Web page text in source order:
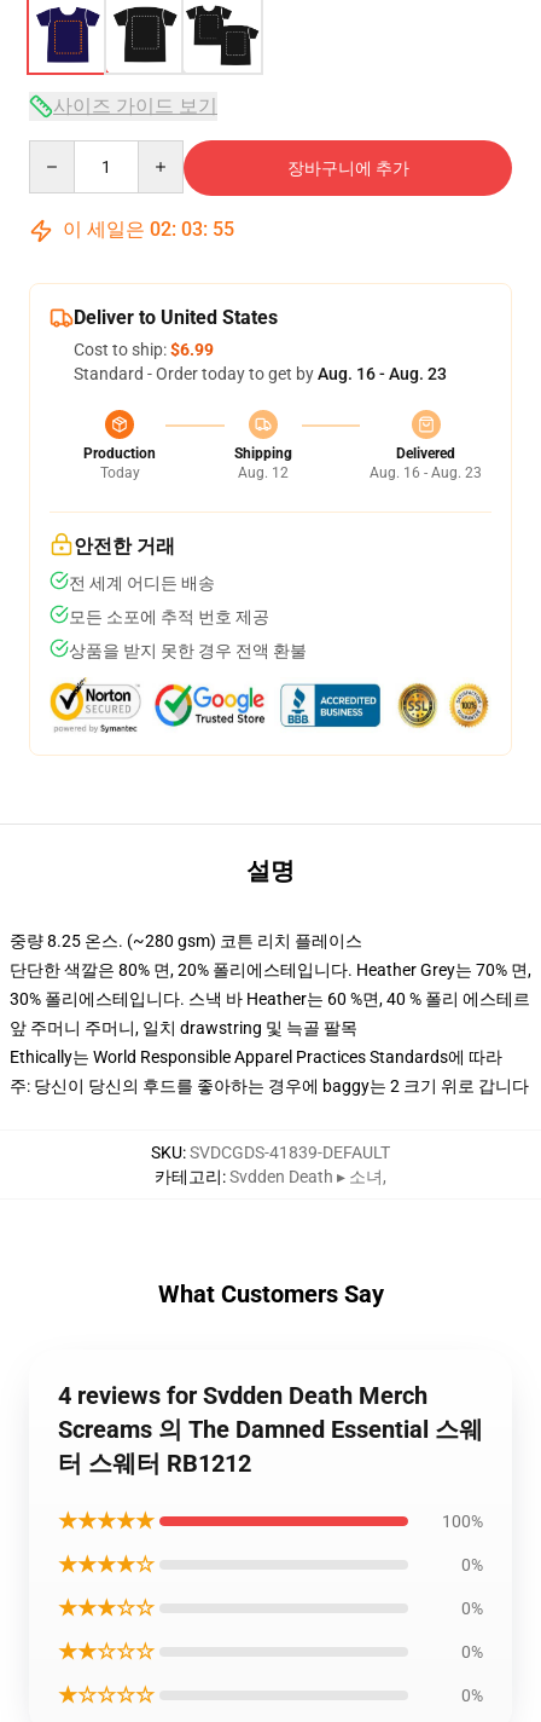
사이즈 가이드 보기
장바구니에 추가
이 세일은 02: 03: 54
Deliver to United States
Cost to ship:$6.99
Standard - Order today to get byAug. 16 - Aug. 23
Production
Today
Shipping
Aug. 12
Delivered
Aug. 16 - Aug. 23
안전한 거래
전 세계 어디든 배송
모든 소포에 추적 번호 제공
상품을 받지 못한 경우 전액 환불
설명
중량 8.25 온스. (~280 gsm) 코튼 리치 플레이스
단단한 색깔은 80% 면, 20% 폴리에스테입니다. Heather Grey는 70% 면,
30% 폴리에스테입니다. 스낵 바 Heather는 60 %면, 40 % 폴리 에스테르
앞 주머니 주머니, 일치 drawstring 및 늑골 팔목
Ethically는 World Responsible Apparel Practices Standards에 따라
주: 당신이 당신의 후드를 좋아하는 경우에 baggy는 2 크기 위로 갑니다
SKU:SVDCGDS-41839-DEFAULT
카테고리:Svdden Death ▸ 소녀,
What Customers Say
4 reviews for Svdden Death Merch
Screams 의 The Damned Essential 스웨
터 스웨터 RB1212
★★★★★ 100%
★★★★☆ 0%
★★★☆☆ 0%
★★☆☆☆ 0%
★☆☆☆☆ 0%